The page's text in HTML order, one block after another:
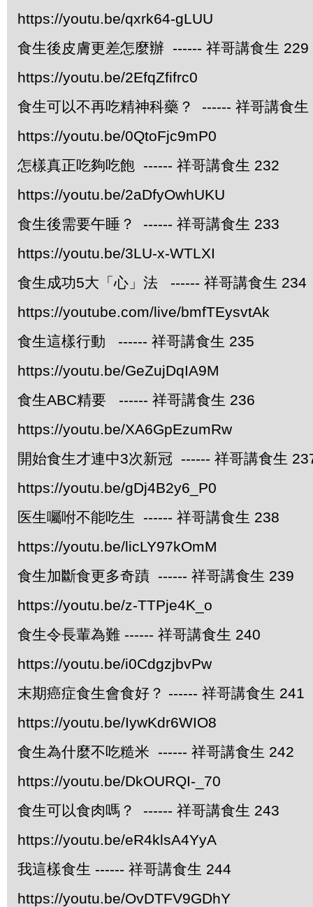
https://youtu.be/qxrk64-gLUU
食生後皮膚更差怎麼辦 ------ 祥哥講食生 229
https://youtu.be/2EfqZfifrc0
食生可以不再吃精神科藥？ ------ 祥哥講食生
https://youtu.be/0QtoFjc9mP0
怎樣真正吃夠吃飽 ------ 祥哥講食生 232
https://youtu.be/2aDfyOwhUKU
食生後需要午睡？ ------ 祥哥講食生 233
https://youtu.be/3LU-x-WTLXI
食生成功5大「心」法 ------ 祥哥講食生 234
https://youtube.com/live/bmfTEysvtAk
食生這樣行動 ------ 祥哥講食生 235
https://youtu.be/GeZujDqIA9M
食生ABC精要 ------ 祥哥講食生 236
https://youtu.be/XA6GpEzumRw
開始食生才連中3次新冠 ------ 祥哥講食生
https://youtu.be/gDj4B2y6_P0
医生囑咐不能吃生 ------ 祥哥講食生 238
https://youtu.be/licLY97kOmM
食生加斷食更多奇蹟 ------ 祥哥講食生 239
https://youtu.be/z-TTPje4K_o
食生令長輩為難 ------ 祥哥講食生 240
https://youtu.be/i0CdgzjbvPw
末期癌症食生會食好？ ------ 祥哥講食生 241
https://youtu.be/IywKdr6WIO8
食生為什麼不吃糙米 ------ 祥哥講食生 242
https://youtu.be/DkOURQI-_70
食生可以食肉嗎？ ------ 祥哥講食生 243
https://youtu.be/eR4klsA4YyA
我這樣食生 ------ 祥哥講食生 244
https://youtu.be/OvDTFV9GDhY